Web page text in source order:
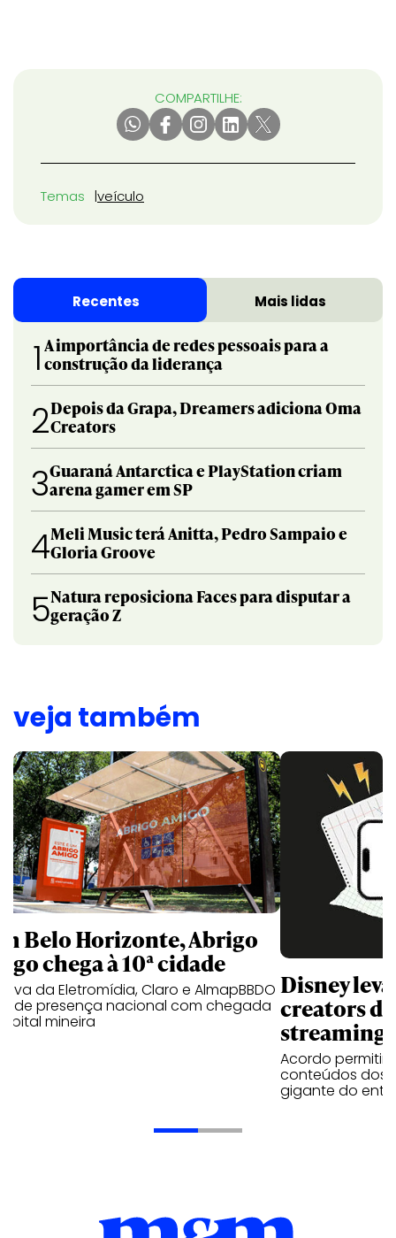
COMPARTILHE:
Temas veículo
Recentes Mais lidas
1 A importância de redes pessoais para a
construção da liderança
2Depois da Grapa, Dreamers adiciona Oma
Creators
3Guaraná Antarctica e PlayStation criam
arena gamer em SP
4Meli Music terá Anitta, Pedro Sampaio e
Gloria Groove
5Natura reposiciona Faces para disputar a
geração Z
veja também
Belo Horizonte, Abrigo
chega à 10ª cidade
da Eletromídia, Claro e AlmapBBDO
presença nacional com chegada
mineira
Disney
creators
streaming
Acordo
conteúdos dos
gigante do